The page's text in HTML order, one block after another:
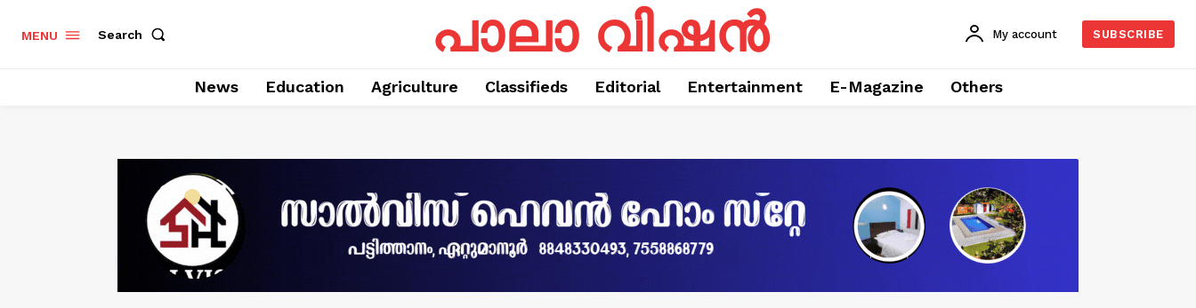
MENU Search പാലാ വിഷൻ My account SUBSCRIBE
News Education Agriculture Classifieds Editorial Entertainment E-Magazine Others